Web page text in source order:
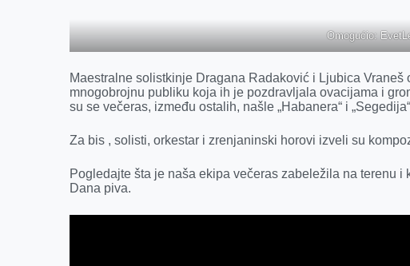
Omogućio:
Maestralne solistkinje Dragana Radaković i Ljubica
mnogobrojnu publiku koja ih je pozdravljala ovacijama i
su se večeras, između ostalih, našle „Habanera“ i
Za bis , solisti, orkestar i zrenjaninski horovi izveli su
Pogledajte šta je naša ekipa večeras zabeležila na terenu
Dana piva.